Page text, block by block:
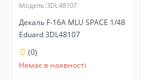
Модель:3DL48107
Декаль F-16A MLU SPACE 1/48
Eduard 3DL48107
(0)
Немає в наявності